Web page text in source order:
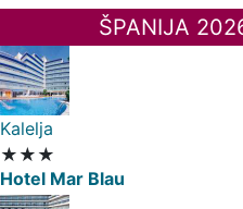
ŠPANIJA
Kalelja
★★★
Hotel Mar Blau